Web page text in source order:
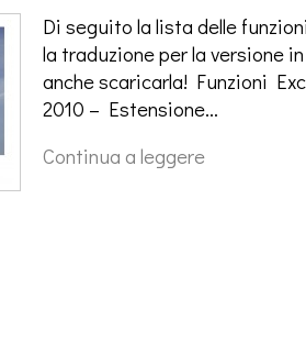
Di seguito la lista delle
la traduzione per la versione
anche scaricarla! Funzioni
2010 – Estensione…
Continua a leggere